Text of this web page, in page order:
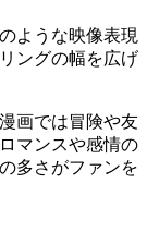
ような映像表現
ングの幅を広げ
画では冒険や友
マンスや感情の
多さがファンを